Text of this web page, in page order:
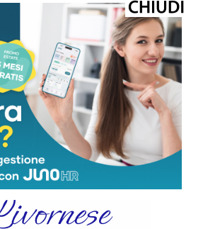
°C 34.4°
34.4°
2.4kmh 0 %
MAR
31 °
MER
32
GIO
33°